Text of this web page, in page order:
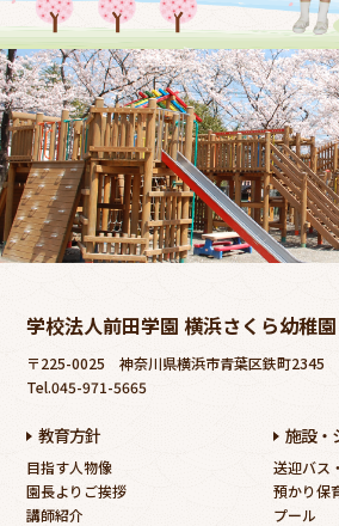
学校法人前田学園 横浜さくら幼稚園
〒225-0025神奈川県横浜市青葉区鉄町2345
Tel.045-971-5665
教育方針
目指す人物像
園長よりご挨拶
講師紹介
施設・
送迎バス
預かり保
プール